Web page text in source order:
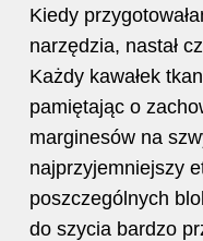
Kiedy
narzędzia, nastał
Każdy kawałek
pamiętając o
marginesów na
najprzyjemniejszy
poszczególnych
do szycia bardzo